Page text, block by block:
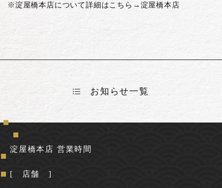
※淀屋橋本店について詳細はこちら→ 淀屋橋本店
お知らせ一覧
淀屋橋本店 営業時間
[ 店舗 ]